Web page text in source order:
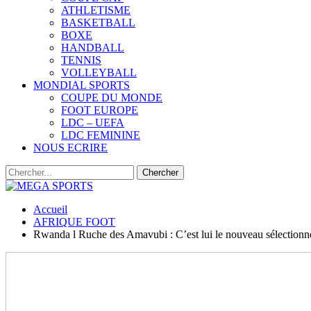
ATHLETISME
BASKETBALL
BOXE
HANDBALL
TENNIS
VOLLEYBALL
MONDIAL SPORTS
COUPE DU MONDE
FOOT EUROPE
LDC – UEFA
LDC FEMININE
NOUS ECRIRE
Accueil
AFRIQUE FOOT
Rwanda l Ruche des Amavubi : C’est lui le nouveau